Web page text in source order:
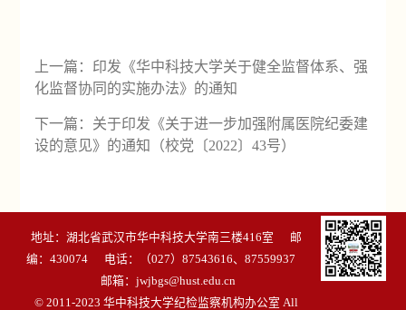
上一篇： 印发《华中科技大学关于健全监督体系、强
化监督协同的实施办法》的通知
下一篇： 关于印发《关于进一步加强附属医院纪委建
设的意见》的通知（校党〔2022〕43号）
地址：湖北省武汉市华中科技大学南三楼416室 邮
编：430074 电话：（027）87543616、87559937
邮箱：jwjbgs@hust.edu.cn
© 2011-2023 华中科技大学纪检监察机构办公室 All